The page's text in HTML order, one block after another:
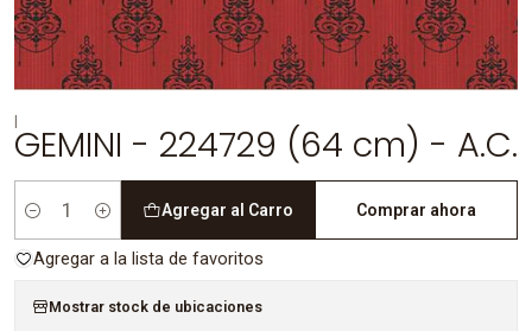
GEMINI - 224729 (64 cm) - A.C.
Cantidad
Agregar al Carro Comprar ahora
Agregar a la lista de favoritos
Mostrar stock de ubicaciones